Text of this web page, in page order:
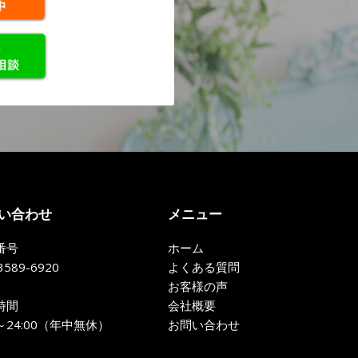
合わせ
号
6920
間
24:00（年中無休）
メニュー
ホーム
よくある質問
お客様の声
会社概要
お問い合わせ